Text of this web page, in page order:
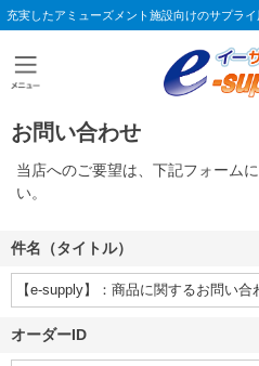
充実したアミューズメント施設向けのサプライ
お問い合わせ
当店へのご要望は、下記フォーム
い。
件名（タイトル）
オーダーID